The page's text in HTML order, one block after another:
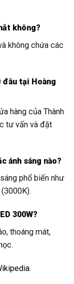
không?
không chứa các
đâu tại Hoàng
hàng của Thành
tư vấn và đặt
ánh sáng nào?
phổ biến như
300W?
thoáng mát,
.